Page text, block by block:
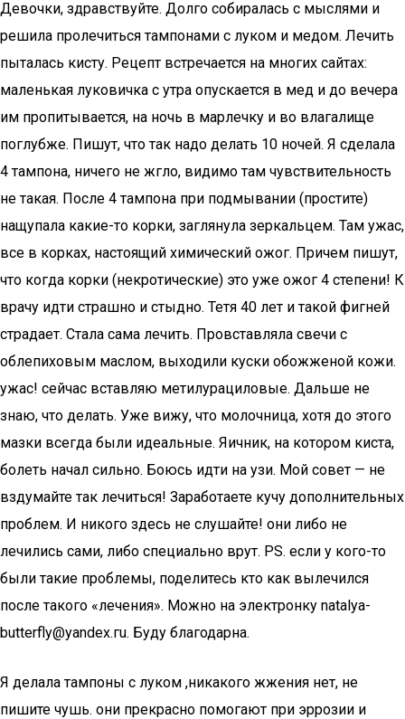
Девочки, здравствуйте. Долго собиралась с мыслями и
решила пролечиться тампонами с луком и медом. Лечить
пыталась кисту. Рецепт встречается на многих сайтах:
маленькая луковичка с утра опускается в мед и до вечера
им пропитывается, на ночь в марлечку и во влагалище
поглубже. Пишут, что так надо делать 10 ночей. Я сделала
4 тампона, ничего не жгло, видимо там чувствительность
не такая. После 4 тампона при подмывании (простите)
нащупала какие-то корки, заглянула зеркальцем. Там ужас,
все в корках, настоящий химический ожог. Причем пишут,
что когда корки (некротические) это уже ожог 4 степени! К
врачу идти страшно и стыдно. Тетя 40 лет и такой фигней
страдает. Стала сама лечить. Провставляла свечи с
облепиховым маслом, выходили куски обожженой кожи.
ужас! сейчас вставляю метилурациловые. Дальше не
знаю, что делать. Уже вижу, что молочница, хотя до этого
мазки всегда были идеальные. Яичник, на котором киста,
болеть начал сильно. Боюсь идти на узи. Мой совет — не
вздумайте так лечиться! Заработаете кучу дополнительных
проблем. И никого здесь не слушайте! они либо не
лечились сами, либо специально врут. PS. если у кого-то
были такие проблемы, поделитесь кто как вылечился
после такого «лечения». Можно на электронку natalya-
butterfly@yandex.гu. Буду благодарна.
Я делала тампоны с луком ,никакого жжения нет, не
пишите чушь. они прекрасно помогают при эррозии и